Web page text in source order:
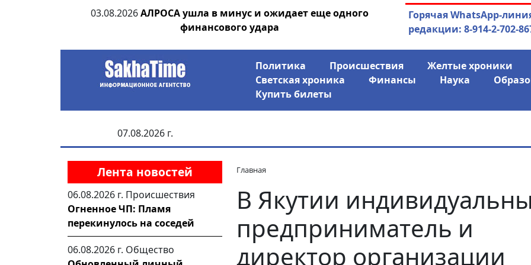
03.08.2026 АЛРОСА ушла в минус и ожидает еще одного
финансового удара
04.08.2026Маринычев у
Горячая WhatsApp-
редакции: 8-914-2-702-
Политика Происшествия Желтые хроники
Светская хроника
Финансы Наука
Купить билеты
07.08.2026 г.
Лента новостей
06.08.2026 г. Происшествия
Огненное ЧП: Пламя
перекинулось на соседей
06.08.2026 г. Общество
Главная
В Якутии
предприниматель и
директор организации